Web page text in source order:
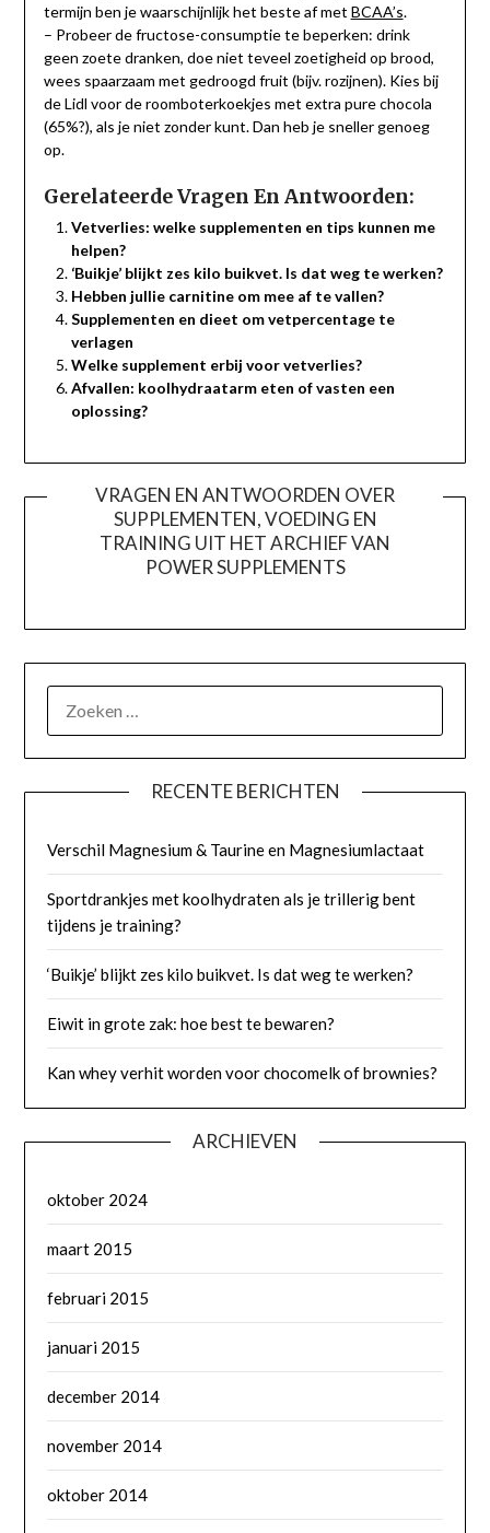
termijn ben je waarschijnlijk het beste af met BCAA’s.
– Probeer de fructose-consumptie te beperken: drink
geen zoete dranken, doe niet teveel zoetigheid op brood,
wees spaarzaam met gedroogd fruit (bijv. rozijnen). Kies bij
de Lidl voor de roomboterkoekjes met extra pure chocola
(65%?), als je niet zonder kunt. Dan heb je sneller genoeg
op.
Gerelateerde Vragen En Antwoorden:
Vetverlies: welke supplementen en tips kunnen me
helpen?
‘Buikje’ blijkt zes kilo buikvet. Is dat weg te werken?
Hebben jullie carnitine om mee af te vallen?
Supplementen en dieet om vetpercentage te
verlagen
Welke supplement erbij voor vetverlies?
Afvallen: koolhydraatarm eten of vasten een
oplossing?
VRAGEN EN ANTWOORDEN OVER
SUPPLEMENTEN, VOEDING EN
TRAINING UIT HET ARCHIEF VAN
POWER SUPPLEMENTS
NAAR:
RECENTE BERICHTEN
Verschil Magnesium & Taurine en Magnesiumlactaat
Sportdrankjes met koolhydraten als je trillerig bent
tijdens je training?
‘Buikje’ blijkt zes kilo buikvet. Is dat weg te werken?
Eiwit in grote zak: hoe best te bewaren?
Kan whey verhit worden voor chocomelk of brownies?
ARCHIEVEN
oktober 2024
maart 2015
februari 2015
januari 2015
december 2014
november 2014
oktober 2014